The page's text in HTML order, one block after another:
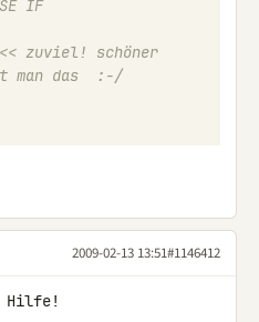
IF
zuviel! schöner
man das  :-/
2009-02-13 13:51#1146412
Hilfe!